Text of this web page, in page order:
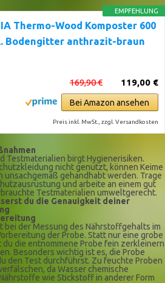
EMPFEHLUNG
Thermo-Wood Komposter 600
Bodengitter anthrazit-braun
119,00 €
169,90 €
Bei Amazon ansehen
Preis inkl. MwSt., zzgl. Versandkosten
Testmaterialien birgt Hygienerisiken.
nicht genutzt, können Keime
unsachgemäß gehandhabt werden. Trage
und arbeite an einem gut
Testmaterialien umweltgerecht.
du die Genauigkeit deiner
der Messung des Nährstoffgehalts im
der Probe. Statt nur eine grobe
die entnommene Probe fein zerkleinern
Besonders wichtig ist es, die Probe
den Test durchführst. Zu feuchte Proben
da Wasser chemische
wie Stickstoff in anderer Form